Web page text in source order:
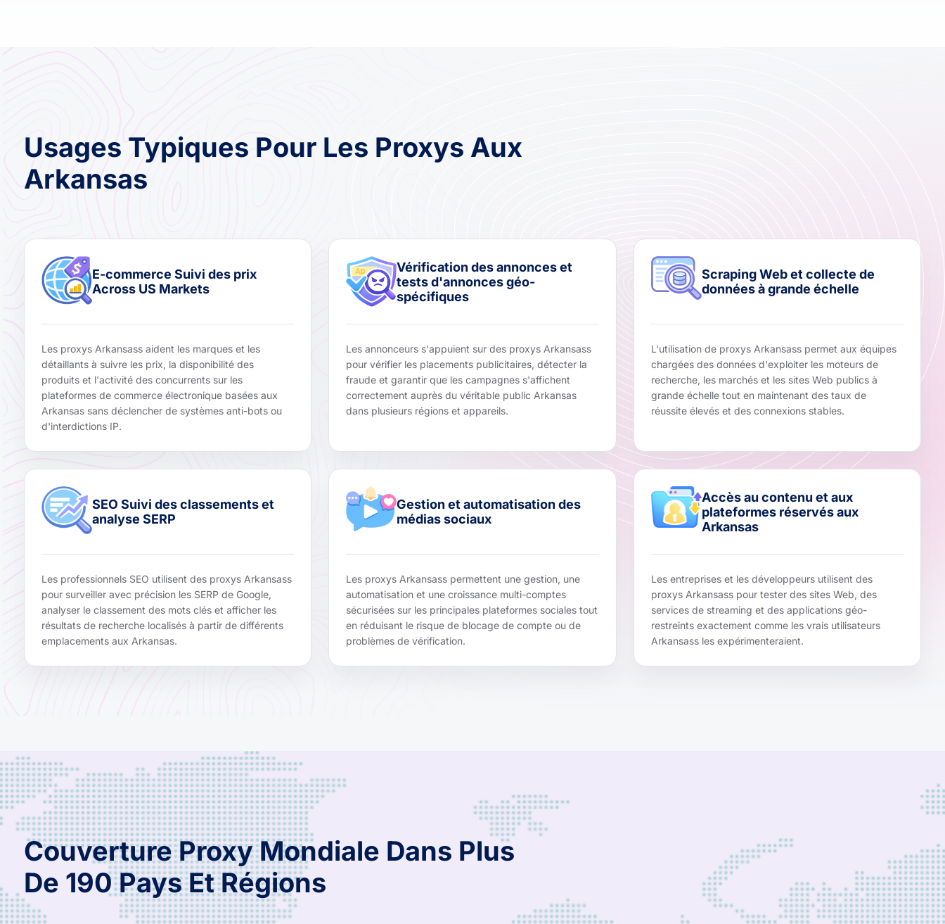
Usages Typiques Pour Les Proxys Aux
Arkansas
E-commerce Suivi des prix
Across US Markets
Les proxys Arkansass aident les marques et les
détaillants à suivre les prix, la disponibilité des
produits et l'activité des concurrents sur les
plateformes de commerce électronique basées aux
Arkansas sans déclencher de systèmes anti-bots ou
d'interdictions IP.
Vérification des annonces et
tests d'annonces géo-
spécifiques
Les annonceurs s'appuient sur des proxys Arkansass
pour vérifier les placements publicitaires, détecter la
fraude et garantir que les campagnes s'affichent
correctement auprès du véritable public Arkansas
dans plusieurs régions et appareils.
Scraping Web et collecte de
données à grande échelle
L'utilisation de proxys Arkansass permet aux équipes
chargées des données d'exploiter les moteurs de
recherche, les marchés et les sites Web publics à
grande échelle tout en maintenant des taux de
réussite élevés et des connexions stables.
SEO Suivi des classements et
analyse SERP
Les professionnels SEO utilisent des proxys Arkansass
pour surveiller avec précision les SERP de Google,
analyser le classement des mots clés et afficher les
résultats de recherche localisés à partir de différents
emplacements aux Arkansas.
Gestion et automatisation des
médias sociaux
Les proxys Arkansass permettent une gestion, une
automatisation et une croissance multi-comptes
sécurisées sur les principales plateformes sociales tout
en réduisant le risque de blocage de compte ou de
problèmes de vérification.
Accès au contenu et aux
plateformes réservés aux
Arkansas
Les entreprises et les développeurs utilisent des
proxys Arkansass pour tester des sites Web, des
services de streaming et des applications géo-
restreints exactement comme les vrais utilisateurs
Arkansass les expérimenteraient.
Couverture Proxy Mondiale Dans Plus
De 190 Pays Et Régions